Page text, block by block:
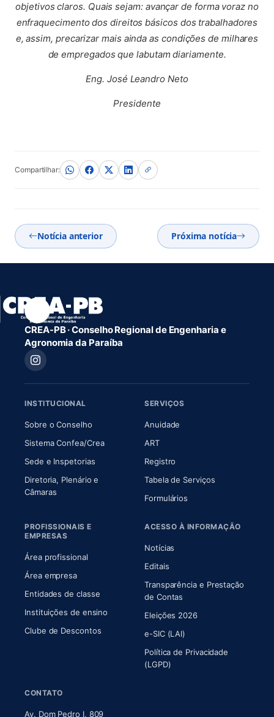
objetivos claros. Quais sejam: avançar de forma voraz no
enfraquecimento dos direitos básicos dos trabalhadores
e, assim, precarizar mais ainda as condições de milhares
de empregados que labutam diariamente.
Eng. José Leandro Neto
Presidente
Compartilhar:
Notícia anterior Próxima notícia
CREA-PB · Conselho Regional de Engenharia e
Agronomia da Paraíba
INSTITUCIONAL
Sobre o Conselho(abre em nova aba)
Sistema Confea/Crea(abre em nova aba)
Sede e Inspetorias
Diretoria, Plenário e
Câmaras(abre em nova aba)
SERVIÇOS
Anuidade
ART(abre em nova aba)
Registro
Tabela de Serviços
Formulários
PROFISSIONAIS E
EMPRESAS
Área profissional
Área empresa
Entidades de classe
Instituições de ensino
Clube de Descontos
ACESSO À INFORMAÇÃO
Notícias
Editais
Transparência e Prestação
de Contas
Eleições 2026
e-SIC (LAI)
Política de Privacidade
(LGPD)
CONTATO
Av. Dom Pedro I, 809